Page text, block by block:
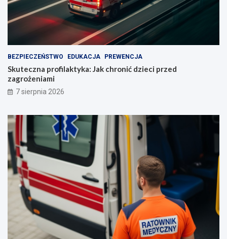
BEZPIECZEŃSTWO EDUKACJA PREWENCJA
Skuteczna profilaktyka: Jak chronić dzieci przed
zagrożeniami
7 sierpnia 2026